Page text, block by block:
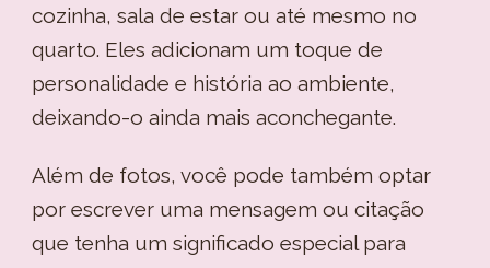
cozinha, sala de estar ou até mesmo no
quarto. Eles adicionam um toque de
personalidade e história ao ambiente,
deixando-o ainda mais aconchegante.
Além de fotos, você pode também optar
por escrever uma mensagem ou citação
que tenha um significado especial para